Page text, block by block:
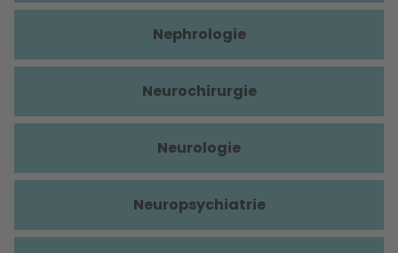
Nephrologie
Neurochirurgie
Neurologie
Neuropsychiatrie